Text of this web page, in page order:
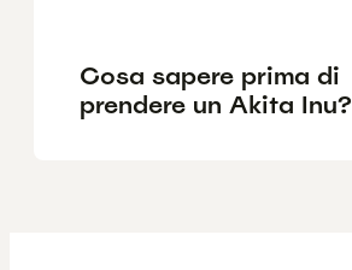
Cosa sapere prima di
prendere un Akita Inu?